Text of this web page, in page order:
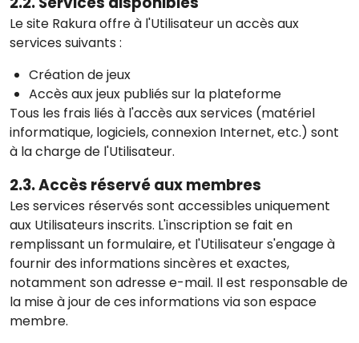
Le site Rakura offre à l'Utilisateur un accès aux
services suivants :
Création de jeux
Accès aux jeux publiés sur la plateforme
Tous les frais liés à l'accès aux services (matériel
informatique, logiciels, connexion Internet, etc.) sont
à la charge de l'Utilisateur.
2.3. Accès réservé aux membres
Les services réservés sont accessibles uniquement
aux Utilisateurs inscrits. L'inscription se fait en
remplissant un formulaire, et l'Utilisateur s'engage à
fournir des informations sincères et exactes,
notamment son adresse e-mail. Il est responsable de
la mise à jour de ces informations via son espace
membre.